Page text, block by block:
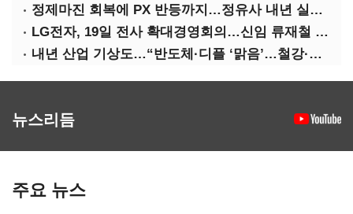
정제마진 회복에 PX 반등까지…정유사 내년 실적 기대
LG전자, 19일 전사 확대경영회의…신임 류재철 사장 주관
내년 산업 기상도…“반도체·디플 ‘맑음’…철강·석화 ‘흐림’”
뉴스리듬
주요 뉴스